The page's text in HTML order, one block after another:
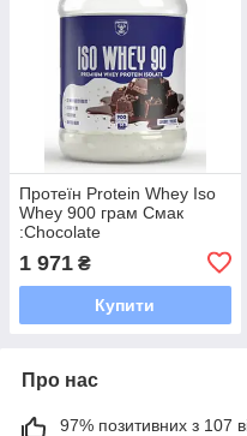
Протеїн Protein Whey Iso
Whey 900 грам Смак
:Chocolate
1 971 ₴
Купити
Про нас
97% позитивних з 107